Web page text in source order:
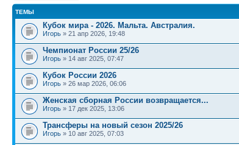
ТЕМЫ
Кубок мира - 2026. Мальта. Австралия.
Игорь » 21 апр 2026, 19:48
Чемпионат России 25/26
Игорь » 14 авг 2025, 07:47
Кубок России 2026
Игорь » 26 мар 2026, 06:06
Женская сборная России возвращается...
Игорь » 17 дек 2025, 13:06
Трансферы на новый сезон 2025/26
Игорь » 10 авг 2025, 07:03